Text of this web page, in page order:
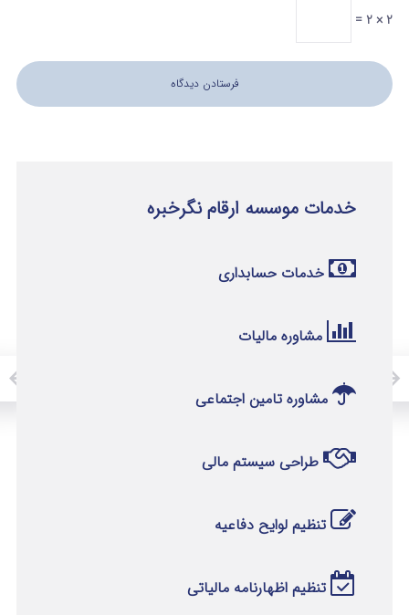
2 × 2 =
خدمات موسسه ارقام نگرخبره
خدمات حسابداری
مشاوره مالیات
مشاوره تامین اجتماعی
طراحی سیستم مالی
تنظیم لوایح دفاعیه
تنظیم اظهارنامه مالیاتی